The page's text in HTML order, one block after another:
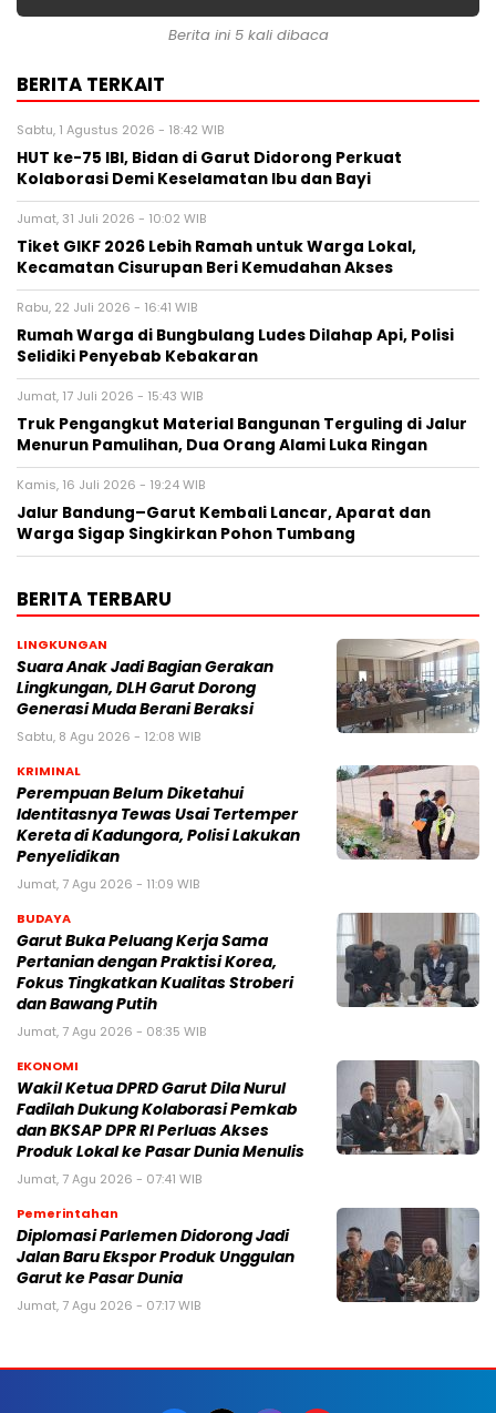
Berita ini 5 kali dibaca
BERITA TERKAIT
Sabtu, 1 Agustus 2026 - 18:42 WIB
HUT ke-75 IBI, Bidan di Garut Didorong Perkuat
Kolaborasi Demi Keselamatan Ibu dan Bayi
Jumat, 31 Juli 2026 - 10:02 WIB
Tiket GIKF 2026 Lebih Ramah untuk Warga Lokal,
Kecamatan Cisurupan Beri Kemudahan Akses
Rabu, 22 Juli 2026 - 16:41 WIB
Rumah Warga di Bungbulang Ludes Dilahap Api, Polisi
Selidiki Penyebab Kebakaran
Jumat, 17 Juli 2026 - 15:43 WIB
Truk Pengangkut Material Bangunan Terguling di Jalur
Menurun Pamulihan, Dua Orang Alami Luka Ringan
Kamis, 16 Juli 2026 - 19:24 WIB
Jalur Bandung–Garut Kembali Lancar, Aparat dan
Warga Sigap Singkirkan Pohon Tumbang
BERITA TERBARU
LINGKUNGAN
Suara Anak Jadi Bagian Gerakan
Lingkungan, DLH Garut Dorong
Generasi Muda Berani Beraksi
Sabtu, 8 Agu 2026 - 12:08 WIB
KRIMINAL
Perempuan Belum Diketahui
Identitasnya Tewas Usai Tertemper
Kereta di Kadungora, Polisi Lakukan
Penyelidikan
Jumat, 7 Agu 2026 - 11:09 WIB
BUDAYA
Garut Buka Peluang Kerja Sama
Pertanian dengan Praktisi Korea,
Fokus Tingkatkan Kualitas Stroberi
dan Bawang Putih
Jumat, 7 Agu 2026 - 08:35 WIB
EKONOMI
Wakil Ketua DPRD Garut Dila Nurul
Fadilah Dukung Kolaborasi Pemkab
dan BKSAP DPR RI Perluas Akses
Produk Lokal ke Pasar Dunia Menulis
Jumat, 7 Agu 2026 - 07:41 WIB
Pemerintahan
Diplomasi Parlemen Didorong Jadi
Jalan Baru Ekspor Produk Unggulan
Garut ke Pasar Dunia
Jumat, 7 Agu 2026 - 07:17 WIB